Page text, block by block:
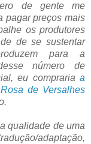
de gente me
pagar preços mais
os produtores
de se sustentar
para a
número de
eu compraria a
de Versalhes
qualidade de uma
adaptação,